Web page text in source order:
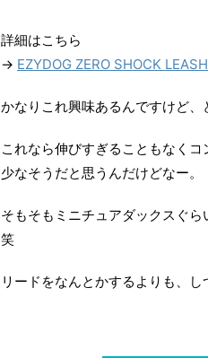
詳細はこちら
→ EZYDOG ZERO SHOCK
かなりこれ興味あるんですけど、
これなら伸びすぎることもなく
少なそうだと思うんだけどなー。
そもそもミニチュアダックスぐ
笑
リードをなんとかするよりも、